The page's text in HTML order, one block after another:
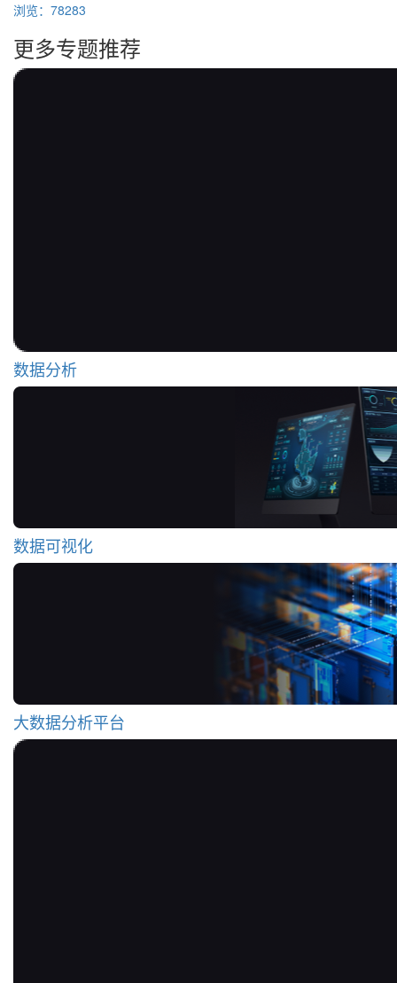
浏览：78283
更多专题推荐
数据分析
数据可视化
大数据分析平台